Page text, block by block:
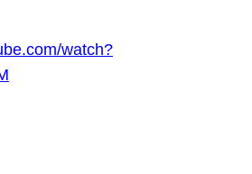
watch?